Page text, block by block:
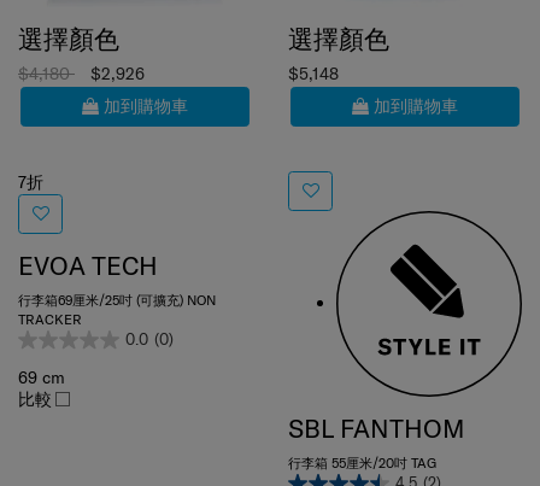
$4,180
$2,926
加到購物車
EVOA TECH
行李箱69厘米/25吋 (可擴充) NON
TRACKER
69 cm
比較
$5,148
加到購物車
SBL FANTHOM
行李箱 55厘米/20吋 TAG
4.5 (2)